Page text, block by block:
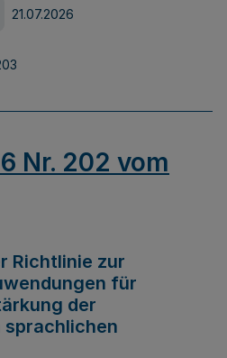
21.07.2026
Nr. 202 vom
Richtlinie zur
für
der